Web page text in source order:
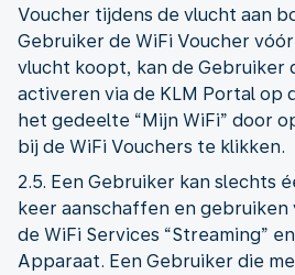
Voucher tijdens de vlucht aan
Gebruiker de WiFi Voucher
vlucht koopt, kan de Gebruiker
activeren via de KLM Portal op
het gedeelte “Mijn WiFi” door
bij de WiFi Vouchers te klikken.
2.5. Een Gebruiker kan slechts
keer aanschaffen en gebruiken
de WiFi Services “Streaming”
Apparaat. Een Gebruiker die